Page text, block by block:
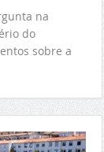
na
do
sobre a